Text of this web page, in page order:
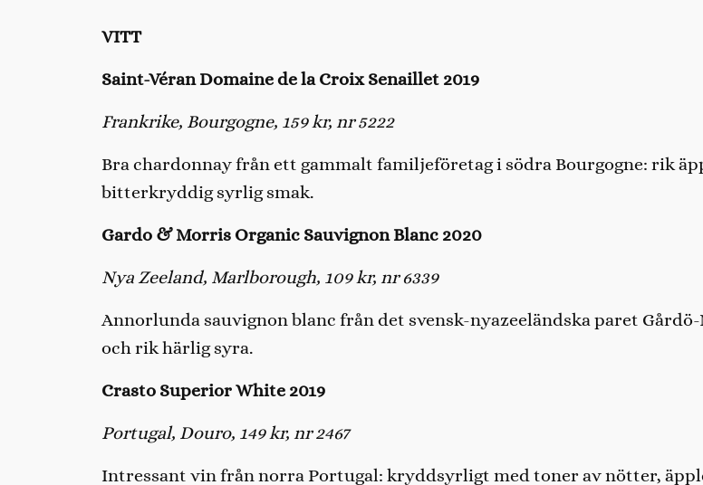
VITT
Saint-Véran Domaine de la Croix Senaillet 2019
Frankrike, Bourgogne, 159 kr, nr 5222
Bra chardonnay från ett gammalt familjeföretag i södra Bourgogne: rik
bitterkryddig syrlig smak.
Gardo & Morris Organic Sauvignon Blanc 2020
Nya Zeeland, Marlborough, 109 kr, nr 6339
Annorlunda sauvignon blanc från det svensk-nyazeeländska paret
och rik härlig syra.
Crasto Superior White 2019
Portugal, Douro, 149 kr, nr 2467
Intressant vin från norra Portugal: kryddsyrligt med toner av nötter,